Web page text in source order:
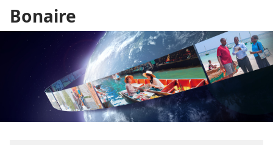
Bonaire